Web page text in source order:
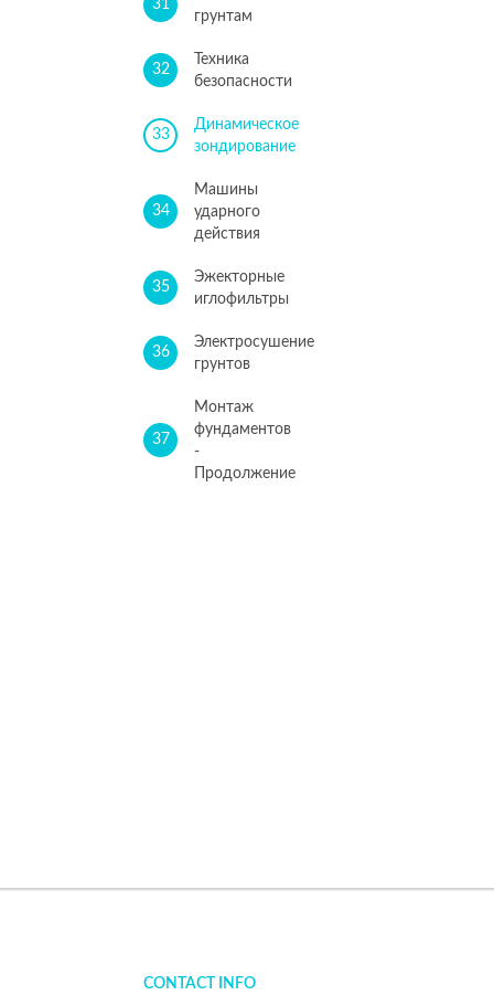
31
грунтам
32
Техника
безопасности
33
Динамическое
зондирование
34
Машины
ударного
действия
35
Эжекторные
иглофильтры
36
Электросушение
грунтов
37
Монтаж
фундаментов
-
Продолжение
CONTACT INFO